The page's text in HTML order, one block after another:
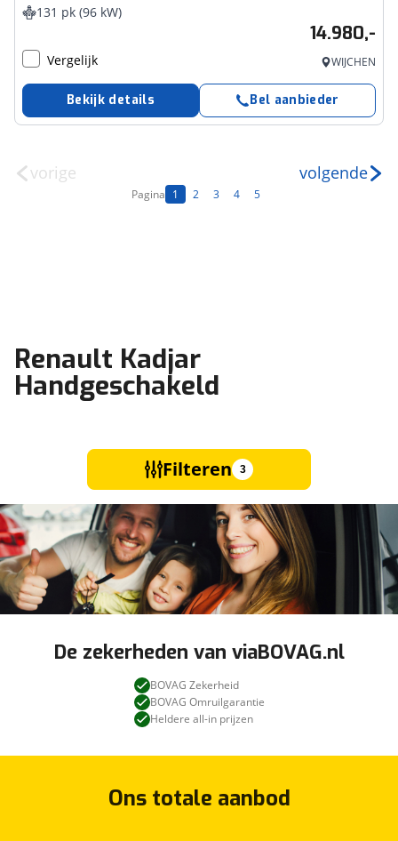
131 pk (96 kW)
14.980,-
Vergelijk WIJCHEN
Bekijk details Bel aanbieder
vorige
Pagina 1 2 3 4 5
volgende
Renault Kadjar
Handgeschakeld
Filteren 3
De zekerheden van viaBOVAG.nl
BOVAG Zekerheid
BOVAG Omruilgarantie
Heldere all-in prijzen
Ons totale aanbod